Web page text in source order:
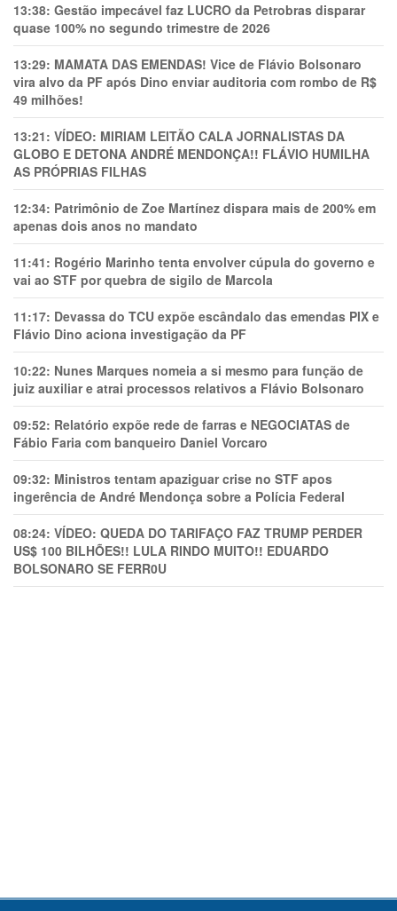
13:38: Gestão impecável faz LUCRO da Petrobras disparar
quase 100% no segundo trimestre de 2026
13:29: MAMATA DAS EMENDAS! Vice de Flávio Bolsonaro
vira alvo da PF após Dino enviar auditoria com rombo de R$
49 milhões!
13:21: VÍDEO: MIRIAM LEITÃO CALA JORNALISTAS DA
GLOBO E DETONA ANDRÉ MENDONÇA!! FLÁVIO HUMILHA
AS PRÓPRIAS FILHAS
12:34: Patrimônio de Zoe Martínez dispara mais de 200% em
apenas dois anos no mandato
11:41: Rogério Marinho tenta envolver cúpula do governo e
vai ao STF por quebra de sigilo de Marcola
11:17: Devassa do TCU expõe escândalo das emendas PIX e
Flávio Dino aciona investigação da PF
10:22: Nunes Marques nomeia a si mesmo para função de
juiz auxiliar e atrai processos relativos a Flávio Bolsonaro
09:52: Relatório expõe rede de farras e NEGOCIATAS de
Fábio Faria com banqueiro Daniel Vorcaro
09:32: Ministros tentam apaziguar crise no STF apos
ingerência de André Mendonça sobre a Polícia Federal
08:24: VÍDEO: QUEDA DO TARIFAÇO FAZ TRUMP PERDER
US$ 100 BILHÕES!! LULA RINDO MUITO!! EDUARDO
BOLSONARO SE FERR0U